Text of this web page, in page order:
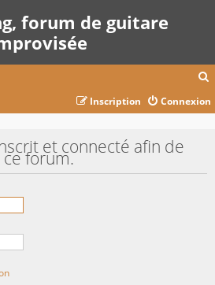
forum de guitare
c
Connexion
Inscription
et connecté afin de
forum.